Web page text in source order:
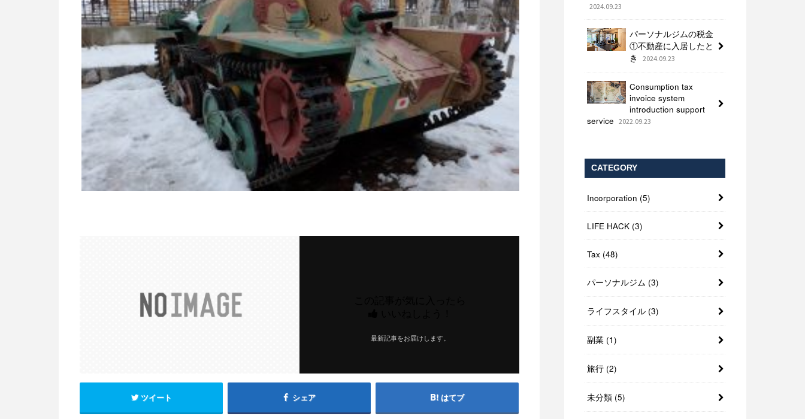
最新記事をお届けします。
ツイート シェア はてブ
2024.09.23
パーソナルジムの税金
①不動産に入居したと
き
2024.09.23
Consumption tax
invoice system
introduction support
service 2022.09.23
CATEGORY
Incorporation (5)
LIFE HACK (3)
Tax (48)
パーソナルジム (3)
ライフスタイル (3)
副業 (1)
旅行 (2)
未分類 (5)